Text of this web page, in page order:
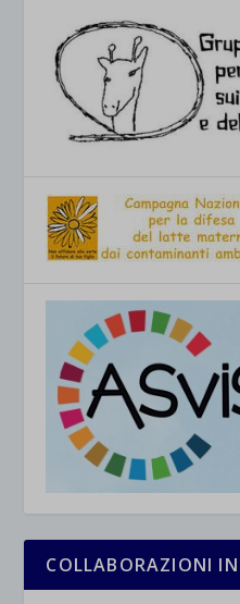
COLLABORAZIONI